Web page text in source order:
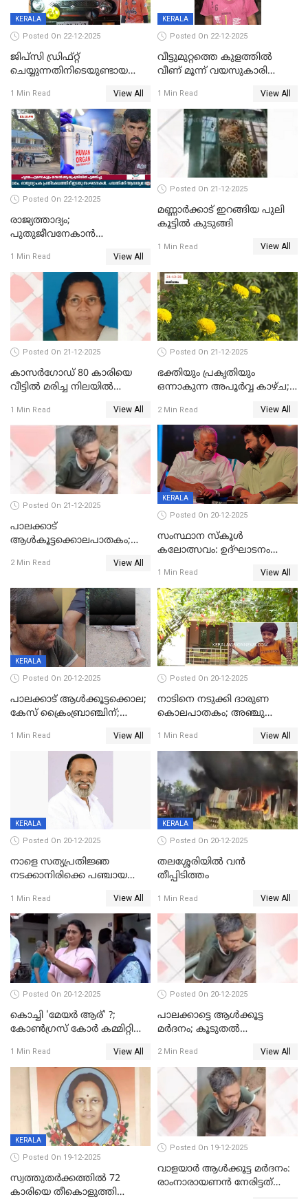
KERALA
Posted On 22-12-2025
ജിപ്സി ഡ്രിഫ്റ്റ്
ചെയ്യുന്നതിനിടെയുണ്ടായ
ദാരുണാന്ത്യം; ജീപ്സി
ഓടിച്ചയാൾ അറസ്റ്റിൽ.
1 Min Read View All
KERALA
Posted On 22-12-2025
വീട്ടുമുറ്റത്തെ കുളത്തിൽ
വീണ് മൂന്ന് വയസുകാരി
1 Min Read View All
Posted On 22-12-2025
രാജ്യത്താദ്യം;
പുതുജീവനേകാൻ
എറണാകുളം സർക്കാർ
ജനറൽ
ആശുപത്രിയിലെത്തിച്ചു
1 Min Read View All
Posted On 21-12-2025
മണ്ണാർക്കാട് ഇറങ്ങിയ പുലി
കൂട്ടിൽ കുടുങ്ങി
1 Min Read View All
Posted On 21-12-2025
കാസർഗോഡ് 80 കാരിയെ
വീട്ടിൽ മരിച്ച നിലയിൽ
1 Min Read View All
Posted On 21-12-2025
ഭക്തിയും പ്രകൃതിയും
ഒന്നാകുന്ന അപൂര്‍വ്വ കാഴ്ച;
കാഴ്ചാനുഭവമൊരുക്കി
ശബരീ നന്ദനം
2 Min Read View All
Posted On 21-12-2025
പാലക്കാട്‌
ആൾകൂട്ടക്കൊലപാതകം;
ഊർജ്ജിതമാക്കിമാക്കി
2 Min Read View All
KERALA
Posted On 20-12-2025
സംസ്ഥാന സ്കൂൾ
കലോത്സവം: ഉദ്ഘാടനം
മുഖ്യാതിഥിയായി
മോഹൻലാൽ
1 Min Read View All
KERALA
Posted On 20-12-2025
പാലക്കാട് ആൾക്കൂട്ടക്കൊല;
കേസ് ക്രൈംബ്രാഞ്ചിന്;
അന്വേഷിക്കും
1 Min Read View All
Posted On 20-12-2025
നാടിനെ നടുക്കി ദാരുണ
കൊലപാതകം; അഞ്ചു
കഴുത്തുഞെരിച്ച് കൊന്നു
1 Min Read View All
KERALA
Posted On 20-12-2025
നാളെ സത്യപ്രതിജ്ഞ
നടക്കാനിരിക്കെ പഞ്ചായത്ത്
1 Min Read View All
KERALA
Posted On 20-12-2025
തലശ്ശേരിയിൽ വൻ
തീപ്പിടിത്തം
1 Min Read View All
Posted On 20-12-2025
കൊച്ചി 'മേയർ ആര്' ?;
കോണ്‍ഗ്രസ് കോര്‍ കമ്മിറ്റി
1 Min Read View All
Posted On 20-12-2025
പാലക്കാട്ടെ ആള്‍ക്കൂട്ട
മര്‍ദനം; കൂടുതല്‍
അംഗ സംഘമെന്ന് വിവരം
2 Min Read View All
KERALA
Posted On 19-12-2025
സ്വത്തുതര്‍ക്കത്തില്‍ 72
കാരിയെ തീകൊളുത്തി
Posted On 19-12-2025
വാളയാർ ആൾക്കൂട്ട മർദനം:
രാംനാരായണൻ നേരിട്ടത്